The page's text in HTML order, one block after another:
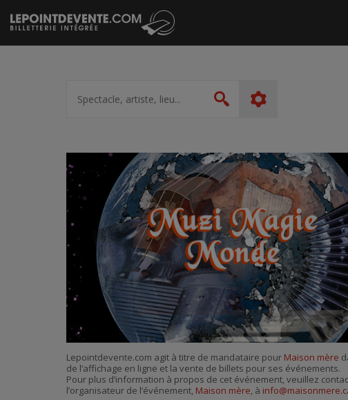
Passer
au
contenu
artiste,
lieu...
Rechercher
Lepointdevente.com agit à titre de mandataire pour Maison mère
de l’affichage en ligne et la vente de billets pour ses événements.
Pour plus d’information à propos de cet événement, veuillez
l’organisateur de l’événement, Maison mère, à